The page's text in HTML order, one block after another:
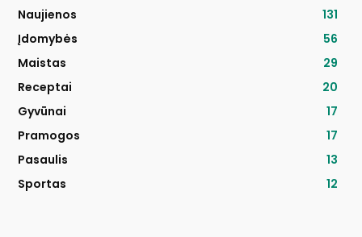
Naujienos
131
Įdomybės
56
Maistas
29
Receptai
20
Gyvūnai
17
Pramogos
17
Pasaulis
13
Sportas
12